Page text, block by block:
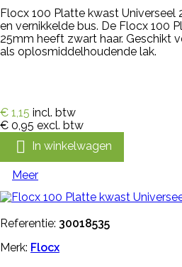
Flocx 100 Platte kwast
en vernikkelde bus. De Flocx 100
25mm heeft zwart haar. Geschikt
als oplosmiddelhoudende lak.
€ 1,15 incl. btw
€ 0,95 excl. btw
 In winkelwagen
Meer
Referentie: 30018535
Merk: Flocx